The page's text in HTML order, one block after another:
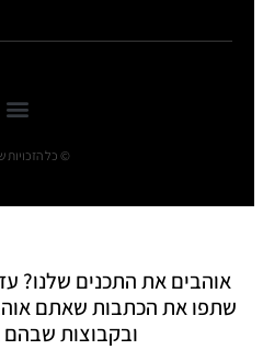
© כל הזכויות
אוהבים את התכנים שלנו?
שתפו את הכתבות שאתם
ובקבוצות שבהם